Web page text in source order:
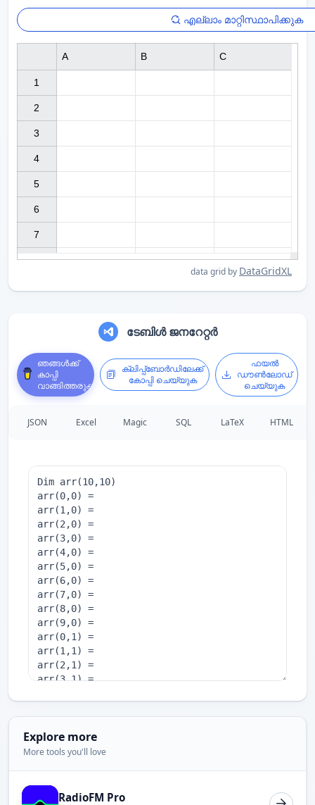
എല്ലാം മാറ്റിസ്ഥാപിക്കുക
1
2
3
4
5
6
7
A B C
data grid by DataGridXL
ടേബിൾ ജനറേറ്റർ
ഞങ്ങൾക്ക്
കാപ്പി
വാങ്ങിത്തരുക
ക്ലിപ്പ്ബോർഡിലേക്ക്
കോപ്പി ചെയ്യുക
ഫയൽ
ഡൗൺലോഡ്
ചെയ്യുക
JSON Excel Magic SQL LaTeX HTML
Explore more
More tools you'll love
RadioFM Pro